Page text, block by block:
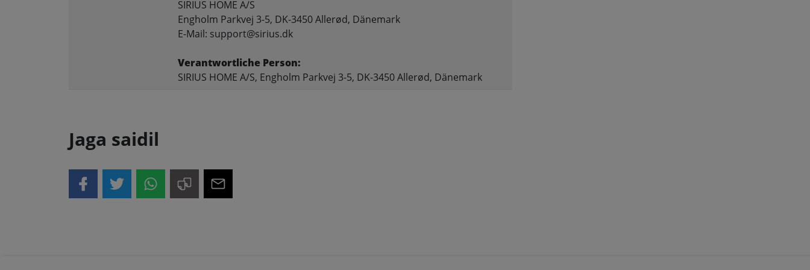
SIRIUS HOME A/S
Engholm Parkvej 3-5, DK-3450 Allerød, Dänemark
E-Mail: support@sirius.dk
Verantwortliche Person:
SIRIUS HOME A/S, Engholm Parkvej 3-5, DK-3450 Allerød, Dänemark
Jaga saidil